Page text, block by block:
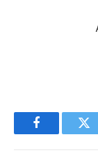
Facebook